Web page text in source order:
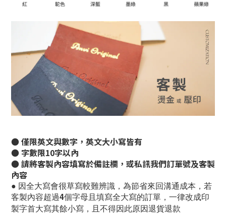
● 僅限英文與數字，英文大小寫皆有
● 字數限10字以內
● 請將客製內容填寫於備註欄，或私訊我們訂單號及客製
內容
● 因全大寫會很草寫較難辨識，為節省來回溝通成本，若
客製內容超過4個字母且填寫全大寫的訂單，一律改成印
製字首大寫其餘小寫，且不得因此原因退貨退款